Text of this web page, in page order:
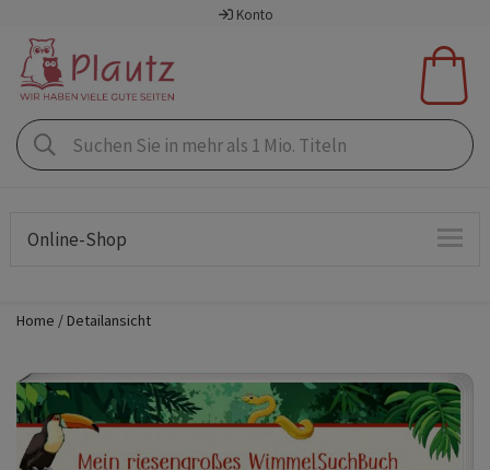
Konto
Online-Shop
Home Detailansicht